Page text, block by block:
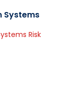
Systems
Risk